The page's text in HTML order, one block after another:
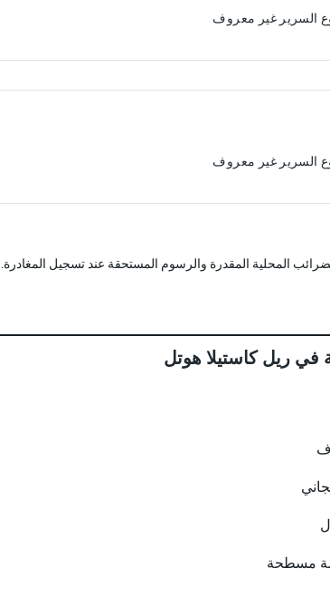
السرير غير معروف
السرير غير معروف
المحلية المقدرة والرسوم المستحقة عند تسجيل المغادرة.
في ريل كاستيلا هوتل
مسطحة